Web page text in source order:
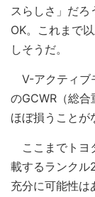
スらしさ」だろ
OK。これまで
しそうだ。
V-アクティブ
のGCWR（総
ほぼ損うことが
ここまでトヨ
載するランクル
充分に可能性は